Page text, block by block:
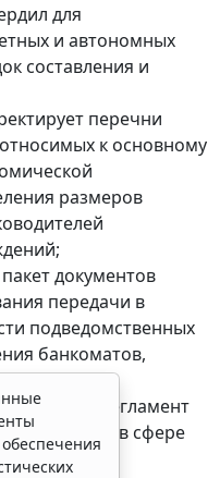
для
и автономных
составления и
перечни
к основному
размеров
документов
передачи в
подведомственных
банкоматов,
Регламент
контроля в сфере